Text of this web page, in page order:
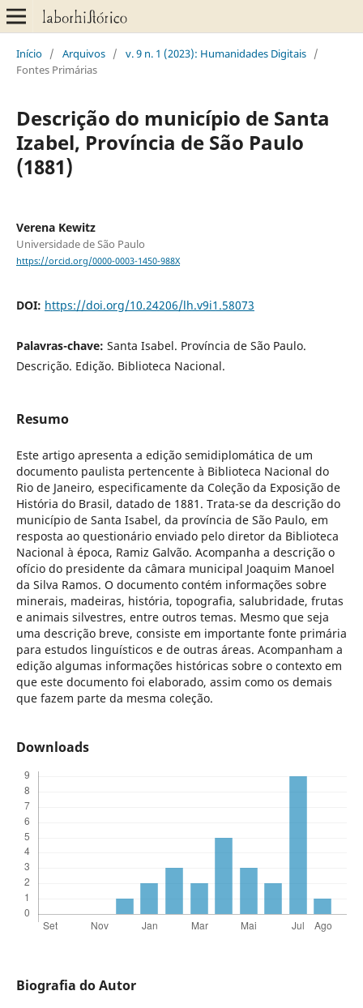
Início / Arquivos / v. 9 n. 1 (2023): Humanidades Digitais /
Fontes Primárias
Descrição do município de Santa
Izabel, Província de São Paulo
(1881)
Verena Kewitz
Universidade de São Paulo
https://orcid.org/0000-0003-1450-988X
DOI: https://doi.org/10.24206/lh.v9i1.58073
Palavras-chave: Santa Isabel. Província de São Paulo.
Descrição. Edição. Biblioteca Nacional.
Resumo
Este artigo apresenta a edição semidiplomática de um
documento paulista pertencente à Biblioteca Nacional do
Rio de Janeiro, especificamente da Coleção da Exposição de
História do Brasil, datado de 1881. Trata-se da descrição do
município de Santa Isabel, da província de São Paulo, em
resposta ao questionário enviado pelo diretor da Biblioteca
Nacional à época, Ramiz Galvão. Acompanha a descrição o
ofício do presidente da câmara municipal Joaquim Manoel
da Silva Ramos. O documento contém informações sobre
minerais, madeiras, história, topografia, salubridade, frutas
e animais silvestres, entre outros temas. Mesmo que seja
uma descrição breve, consiste em importante fonte primária
para estudos linguísticos e de outras áreas. Acompanham a
edição algumas informações históricas sobre o contexto em
que este documento foi elaborado, assim como os demais
que fazem parte da mesma coleção.
Downloads
Biografia do Autor